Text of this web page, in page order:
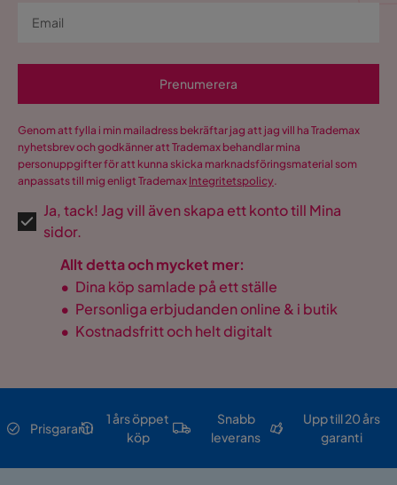
3 månader sedan
Visa fler recensioner
Verified by Trustvoice
Prenumerera
Genom att fylla i min mailadress bekräftar jag att jag vill ha Trademax
nyhetsbrev och godkänner att Trademax behandlar mina
personuppgifter för att kunna skicka marknadsföringsmaterial som
anpassats till mig enligt Trademax Integritetspolicy.
Ja, tack! Jag vill även skapa ett konto till Mina
sidor.
Allt detta och mycket mer:
• Dina köp samlade på ett ställe
• Personliga erbjudanden online & i butik
• Kostnadsfritt och helt digitalt
Prisgaranti
1 års öppet
köp
Snabb
leverans
Upp till 20 års
garanti